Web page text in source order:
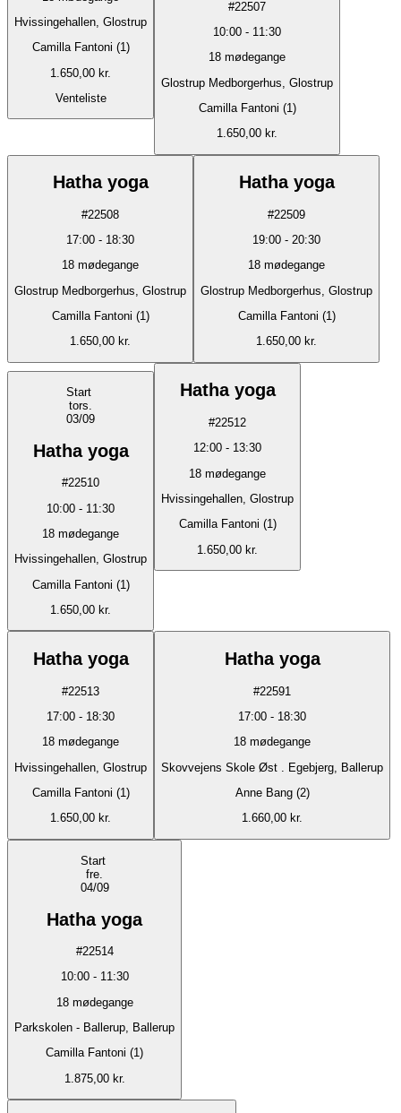
Hvissingehallen, Glostrup
Camilla Fantoni (1)
1.650,00 kr.
Venteliste
#22507
10:00 - 11:30
18 mødegange
Glostrup Medborgerhus, Glostrup
Camilla Fantoni (1)
1.650,00 kr.
Hatha yoga
#22508
17:00 - 18:30
18 mødegange
Glostrup Medborgerhus, Glostrup
Camilla Fantoni (1)
1.650,00 kr.
Hatha yoga
#22509
19:00 - 20:30
18 mødegange
Glostrup Medborgerhus, Glostrup
Camilla Fantoni (1)
1.650,00 kr.
Start
tors.
03/09
Hatha yoga
#22510
10:00 - 11:30
18 mødegange
Hvissingehallen, Glostrup
Camilla Fantoni (1)
1.650,00 kr.
Hatha yoga
#22512
12:00 - 13:30
18 mødegange
Hvissingehallen, Glostrup
Camilla Fantoni (1)
1.650,00 kr.
Hatha yoga
#22513
17:00 - 18:30
18 mødegange
Hvissingehallen, Glostrup
Camilla Fantoni (1)
1.650,00 kr.
Hatha yoga
#22591
17:00 - 18:30
18 mødegange
Skovvejens Skole Øst . Egebjerg, Ballerup
Anne Bang (2)
1.660,00 kr.
Start
fre.
04/09
Hatha yoga
#22514
10:00- 11:30
18 mødegange
Parkskolen - Ballerup, Ballerup
Camilla Fantoni (1)
1.875,00 kr.